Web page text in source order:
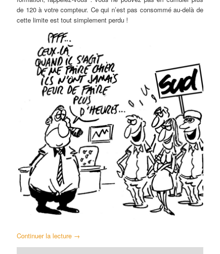
de 120 à votre compteur. Ce qui n’est pas consommé au-delà de
cette limite est tout simplement perdu !
Continuer la lecture →